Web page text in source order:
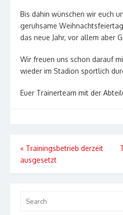
Bis dahin wünschen wir euch
geruhsame
das neue Jahr, vor allem aber
Wir freuen uns schon darauf
wieder im Stadion sportlich
Euer Trainerteam mit der
Beitragsnavigation
« Trainingsbetrieb derzeit
ausgesetzt
for: